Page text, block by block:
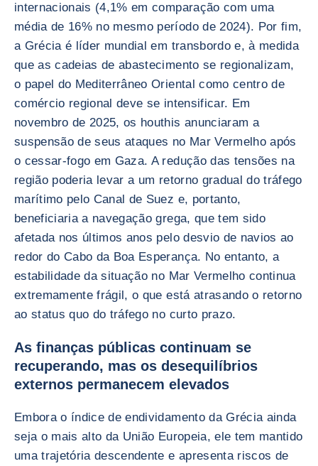
internacionais (4,1% em comparação com uma
média de 16% no mesmo período de 2024). Por fim,
a Grécia é líder mundial em transbordo e, à medida
que as cadeias de abastecimento se regionalizam,
o papel do Mediterrâneo Oriental como centro de
comércio regional deve se intensificar. Em
novembro de 2025, os houthis anunciaram a
suspensão de seus ataques no Mar Vermelho após
o cessar-fogo em Gaza. A redução das tensões na
região poderia levar a um retorno gradual do tráfego
marítimo pelo Canal de Suez e, portanto,
beneficiaria a navegação grega, que tem sido
afetada nos últimos anos pelo desvio de navios ao
redor do Cabo da Boa Esperança. No entanto, a
estabilidade da situação no Mar Vermelho continua
extremamente frágil, o que está atrasando o retorno
ao status quo do tráfego no curto prazo.
As finanças públicas continuam se
recuperando, mas os desequilíbrios
externos permanecem elevados
Embora o índice de endividamento da Grécia ainda
seja o mais alto da União Europeia, ele tem mantido
uma trajetória descendente e apresenta riscos de